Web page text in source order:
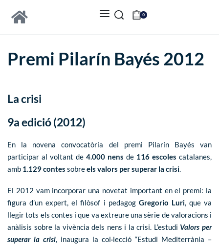
0
Premi Pilarín Bayés 2012
La crisi
9a edició (2012)
En la novena convocatòria del premi Pilarín Bayés van
participar al voltant de 4.000 nens de 116 escoles catalanes,
amb 1.129 contes sobreels valors per superar la crisi.
El 2012 vam incorporar una novetat important en el premi: la
figura d’un expert, el filòsof i pedagog Gregorio Luri, que va
llegir tots els contes i que va extreure una sèrie de valoracions i
anàlisis sobre la vivència dels nens i la crisi. L’estudi Valors per
superar la crisi, inaugura la col·lecció “Estudi Mediterrània –